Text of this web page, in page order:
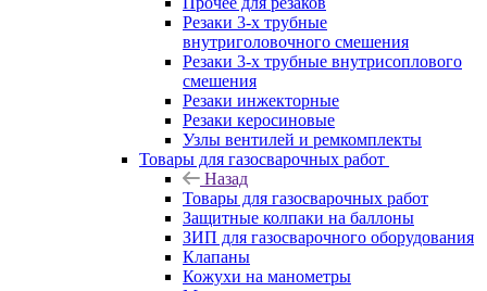
Резаки 3-х трубные
внутриголовочного смешения
Резаки 3-х трубные внутрисоплового
смешения
Резаки инжекторные
Резаки керосиновые
Узлы вентилей и ремкомплекты
Товары для газосварочных работ
Назад
Товары для газосварочных работ
Защитные колпаки на баллоны
ЗИП для газосварочного оборудования
Клапаны
Кожухи на манометры